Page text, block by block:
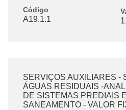
Código
A19.1.1
SERVIÇOS AUXILIARES -
ÁGUAS RESIDUAIS -
DE SISTEMAS PREDIAIS
SANEAMENTO - VALOR